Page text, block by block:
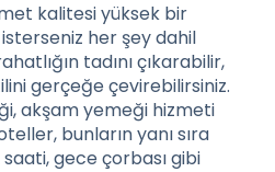
kalitesi yüksek bir
her şey dahil
tadını çıkarabilir,
gerçeğe çevirebilirsiniz.
akşam yemeği hizmeti
bunların yanı sıra
gece çorbası gibi